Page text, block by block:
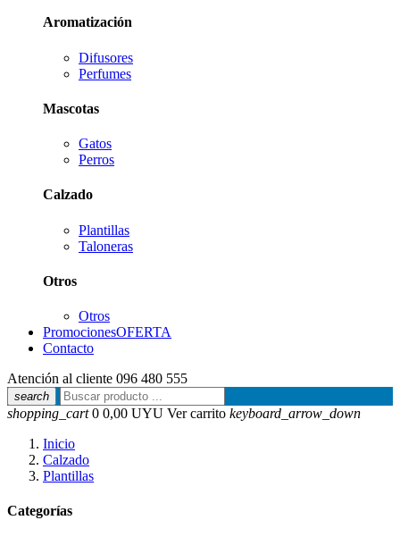
Aromatización
Difusores
Perfumes
Mascotas
Gatos
Perros
Calzado
Plantillas
Taloneras
Otros
Otros
PromocionesOFERTA
Contacto
Atención al cliente 096 480 555
search
shopping_cart 0 0,00 UYU Ver carrito keyboard_arrow_down
Inicio
Calzado
Plantillas
Categorías